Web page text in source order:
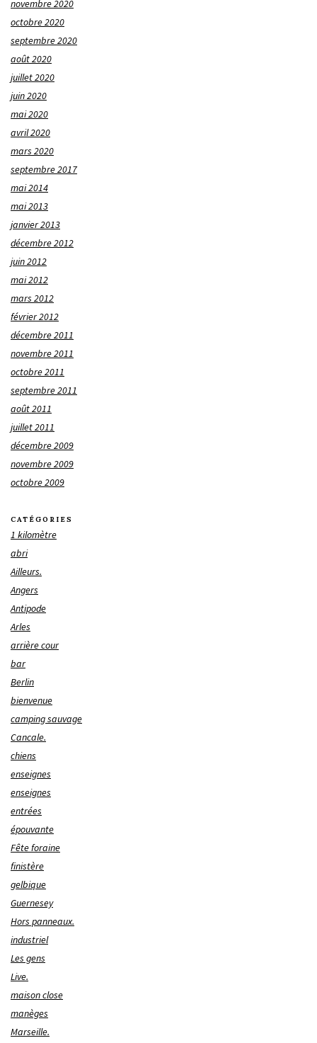
novembre 2020
octobre 2020
septembre 2020
août 2020
juillet 2020
juin 2020
mai 2020
avril 2020
mars 2020
septembre 2017
mai 2014
mai 2013
janvier 2013
décembre 2012
juin 2012
mai 2012
mars 2012
février 2012
décembre 2011
novembre 2011
octobre 2011
septembre 2011
août 2011
juillet 2011
décembre 2009
novembre 2009
octobre 2009
CATÉGORIES
1 kilomètre
abri
Ailleurs.
Angers
Antipode
Arles
arrière cour
bar
Berlin
bienvenue
camping sauvage
Cancale.
chiens
enseignes
enseignes
entrées
épouvante
Fête foraine
finistère
gelbique
Guernesey
Hors panneaux.
industriel
Les gens
Live.
maison close
manèges
Marseille.